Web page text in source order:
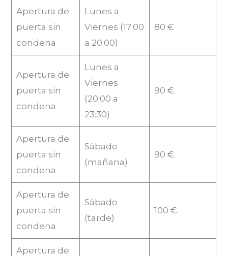
Apertura de
puerta sin
condena
Lunes a
Viernes (17:00
a 20:00)
80 €
Apertura de
puerta sin
condena
Lunes a
Viernes
(20:00 a
23:30)
90 €
Apertura de
puerta sin
condena
Sábado
(mañana)
90 €
Apertura de
puerta sin
condena
Sábado
(tarde)
100 €
Apertura de